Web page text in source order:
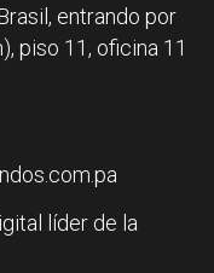
entrando por
piso 11, oficina 11
líder de la